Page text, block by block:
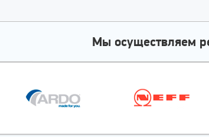
Мы осуществляем